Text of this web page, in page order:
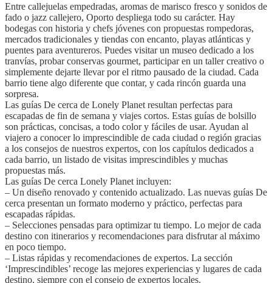
Entre callejuelas empedradas, aromas de marisco fresco y sonidos de
fado o jazz callejero, Oporto despliega todo su carácter. Hay
bodegas con historia y chefs jóvenes con propuestas rompedoras,
mercados tradicionales y tiendas con encanto, playas atlánticas y
puentes para aventureros. Puedes visitar un museo dedicado a los
tranvías, probar conservas gourmet, participar en un taller creativo o
simplemente dejarte llevar por el ritmo pausado de la ciudad. Cada
barrio tiene algo diferente que contar, y cada rincón guarda una
sorpresa.
Las guías De cerca de Lonely Planet resultan perfectas para
escapadas de fin de semana y viajes cortos. Estas guías de bolsillo
son prácticas, concisas, a todo color y fáciles de usar. Ayudan al
viajero a conocer lo imprescindible de cada ciudad o región gracias
a los consejos de nuestros expertos, con los capítulos dedicados a
cada barrio, un listado de visitas imprescindibles y muchas
propuestas más.
Las guías De cerca Lonely Planet incluyen:
– Un diseño renovado y contenido actualizado. Las nuevas guías De
cerca presentan un formato moderno y práctico, perfectas para
escapadas rápidas.
– Selecciones pensadas para optimizar tu tiempo. Lo mejor de cada
destino con itinerarios y recomendaciones para disfrutar al máximo
en poco tiempo.
– Listas rápidas y recomendaciones de expertos. La sección
‘Imprescindibles’ recoge las mejores experiencias y lugares de cada
destino, siempre con el consejo de expertos locales.